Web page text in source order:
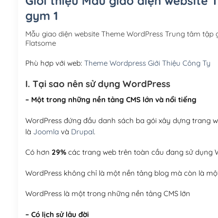
gym 1
Mẫu giao diện website Theme WordPress Trung tâm
Flatsome
Phù hợp với web: Theme Wordpress Giới Thiệu Công Ty
I. Tại sao nên sử dụng WordPress
– Một trong những nền tảng CMS lớn và nổi tiếng
WordPress đứng đầu danh sách ba gói xây dựng trang
là Joomla và Drupal.
Có hơn 29%các trang web trên toàn cầu đang sử dụng
WordPress không chỉ là một nền tảng blog mà còn là
WordPress là một trong những nền tảng CMS lớn
– Có lịch sử lâu đời